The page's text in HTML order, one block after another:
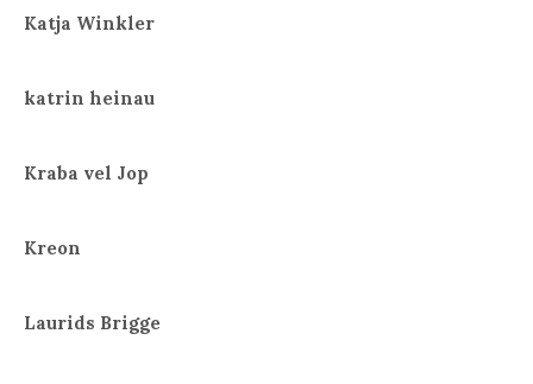
Katja Winkler
katrin heinau
Kraba vel Jop
Kreon
Laurids Brigge